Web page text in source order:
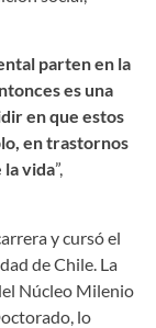
parten en la
es una
en que estos
en trastornos
la vida”,
y cursó el
de Chile. La
Núcleo Milenio
lo